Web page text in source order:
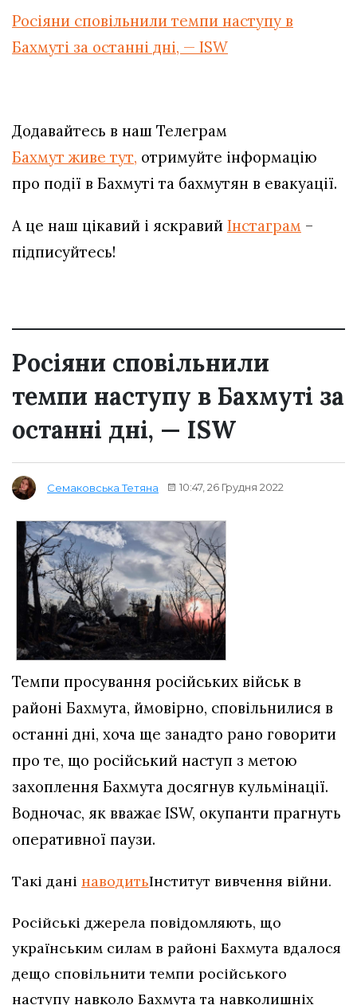
Росіяни сповільнили темпи наступу в
Бахмуті за останні дні, — ISW
Додавайтесь в наш Телеграм
Бахмут живе тут, отримуйте інформацію
про події в Бахмуті та бахмутян в евакуації.
А це наш цікавий і яскравий Інстаграм –
підписуйтесь!
Росіяни сповільнили
темпи наступу в Бахмуті за
останні дні, — ISW
Семаковська Тетяна 10:47, 26 Грудня 2022
Темпи просування російських військ в
районі Бахмута, ймовірно, сповільнилися в
останні дні, хоча ще занадто рано говорити
про те, що російський наступ з метою
захоплення Бахмута досягнув кульмінації.
Водночас, як вважає ISW, окупанти прагнуть
оперативної паузи.
Такі дані наводитьІнститут вивчення війни.
Російські джерела повідомляють, що
українським силам в районі Бахмута вдалося
дещо сповільнити темпи російського
наступу навколо Бахмута та навколишніх